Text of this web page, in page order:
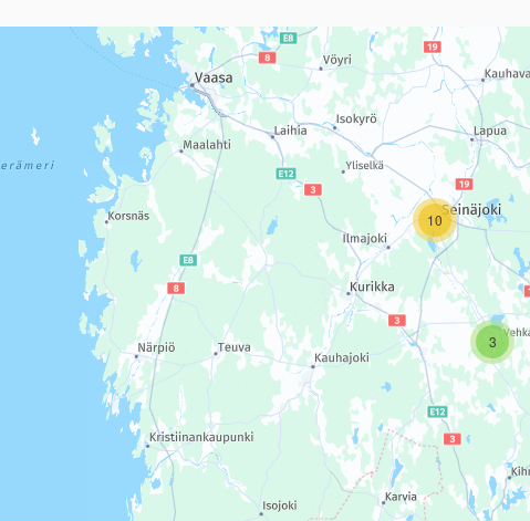
kartta, joka esittää tämän sivun tietueet karttapisteinä. Elementtiä
3
10